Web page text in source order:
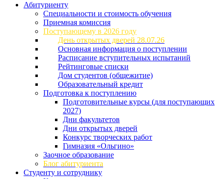
Абитуриенту
Специальности и стоимость обучения
Приемная комиссия
Поступающему в 2026 году
День открытых дверей 28.07.26
Основная информация о поступлении
Расписание вступительных испытаний
Рейтинговые списки
Дом студентов (общежитие)
Образовательный кредит
Подготовка к поступлению
Подготовительные курсы (для поступающих
2027)
Дни факультетов
Дни открытых дверей
Конкурс творческих работ
Гимназия «Ольгино»
Заочное образование
Блог абитуриента
Студенту и сотруднику